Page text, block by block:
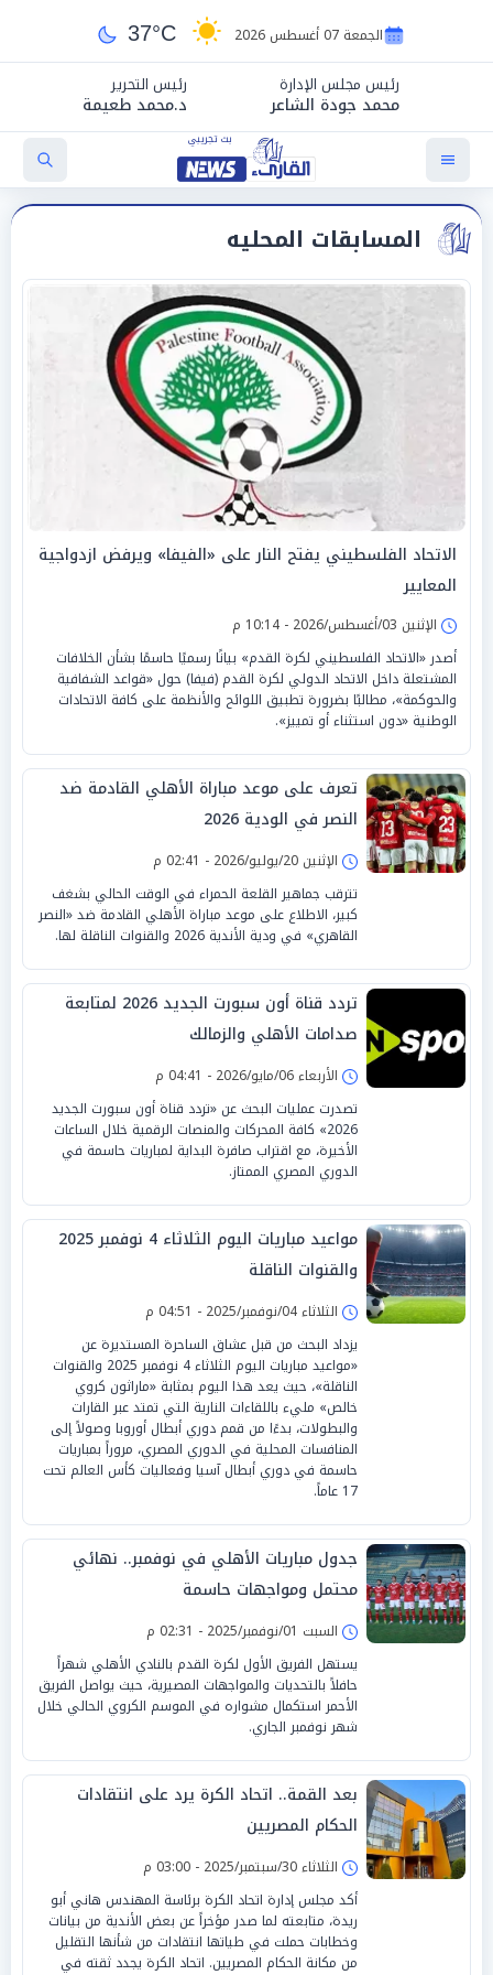
الجمعة 07 أغسطس 2026 37°C
رئيس مجلس الإدارة
محمد جودة الشاعر
رئيس التحرير
د.محمد طعيمة
المسابقات المحليه
الاتحاد الفلسطيني يفتح النار على «الفيفا» ويرفض ازدواجية
المعايير
الإثنين 03/أغسطس/2026 - 10:14 م
أصدر «الاتحاد الفلسطيني لكرة القدم» بيانًا رسميًا حاسمًا بشأن الخلافات
المشتعلة داخل الاتحاد الدولي لكرة القدم (فيفا) حول «قواعد الشفافية
والحوكمة»، مطالبًا بضرورة تطبيق اللوائح والأنظمة على كافة الاتحادات
الوطنية «دون استثناء أو تمييز».
تعرف على موعد مباراة الأهلي القادمة ضد
النصر في الودية 2026
الإثنين 20/يوليو/2026 - 02:41 م
تترقب جماهير القلعة الحمراء في الوقت الحالي بشغف
كبير، الاطلاع على موعد مباراة الأهلي القادمة ضد «النصر
القاهري» في ودية الأندية 2026 والقنوات الناقلة لها.
تردد قناة أون سبورت الجديد 2026 لمتابعة
صدامات الأهلي والزمالك
الأربعاء 06/مايو/2026 - 04:41 م
تصدرت عمليات البحث عن «تردد قناة أون سبورت الجديد
2026» كافة المحركات والمنصات الرقمية خلال الساعات
الأخيرة، مع اقتراب صافرة البداية لمباريات حاسمة في
الدوري المصري الممتاز.
مواعيد مباريات اليوم الثلاثاء 4 نوفمبر 2025
والقنوات الناقلة
الثلاثاء 04/نوفمبر/2025 - 04:51 م
يزداد البحث من قبل عشاق الساحرة المستديرة عن
«مواعيد مباريات اليوم الثلاثاء 4 نوفمبر 2025 والقنوات
الناقلة»، حيث يعد هذا اليوم بمثابة «ماراثون كروي
خالص» مليء باللقاءات النارية التي تمتد عبر القارات
والبطولات، بدءًا من قمم دوري أبطال أوروبا وصولاً إلى
المنافسات المحلية في الدوري المصري، مروراً بمباريات
حاسمة في دوري أبطال آسيا وفعاليات كأس العالم تحت
17 عاماً.
جدول مباريات الأهلي في نوفمبر.. نهائي
محتمل ومواجهات حاسمة
السبت 01/نوفمبر/2025 - 02:31 م
يستهل الفريق الأول لكرة القدم بالنادي الأهلي شهراً
حافلاً بالتحديات والمواجهات المصيرية، حيث يواصل الفريق
الأحمر استكمال مشواره في الموسم الكروي الحالي خلال
شهر نوفمبر الجاري.
بعد القمة.. اتحاد الكرة يرد على انتقادات
الحكام المصريين
الثلاثاء 30/سبتمبر/2025 - 03:00 م
أكد مجلس إدارة اتحاد الكرة برئاسة المهندس هاني أبو
ريدة، متابعته لما صدر مؤخراً عن بعض الأندية من بيانات
وخطابات حملت في طياتها انتقادات من شأنها التقليل
من مكانة الحكام المصريين. اتحاد الكرة يجدد ثقته في